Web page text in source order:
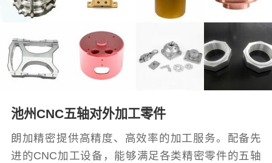
池州CNC五轴对外加工零件
朗加精密提供高精度、高效率的加工服务。配备先
进的CNC加工设备，能够满足各类精密零件的五轴